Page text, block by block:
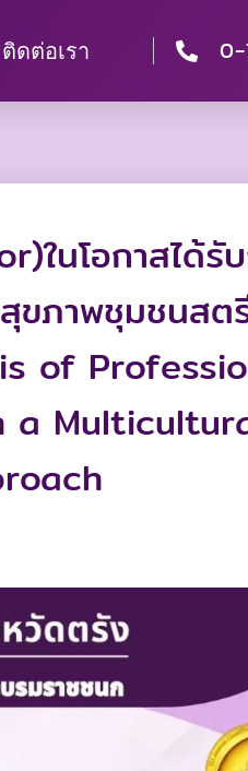
ติดต่อเรา 0-
นโอกาสได้รั
ขภาพชุมชนสต
of
a